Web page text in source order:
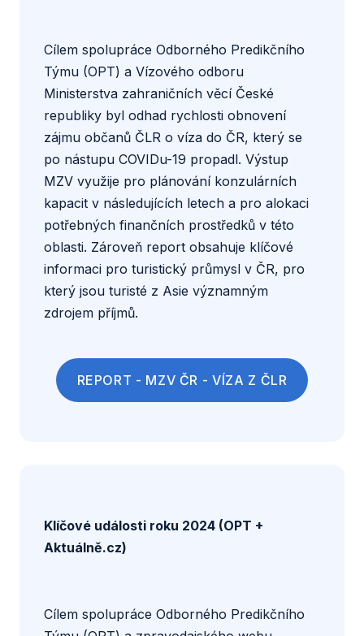
Cílem spolupráce Odborného Predikčního
Týmu (OPT) a Vízového odboru
Ministerstva zahraničních věcí České
republiky byl odhad rychlosti obnovení
zájmu občanů ČLR o víza do ČR, který se
po nástupu COVIDu-19 propadl. Výstup
MZV využije pro plánování konzulárních
kapacit v následujících letech a pro alokaci
potřebných finančních prostředků v této
oblasti. Zároveň report obsahuje klíčové
informaci pro turistický průmysl v ČR, pro
který jsou turisté z Asie významným
zdrojem příjmů.
REPORT - MZV ČR - VÍZA Z ČLR
Klíčové události roku 2024 (OPT +
Aktuálně.cz)
Cílem spolupráce Odborného Predikčního